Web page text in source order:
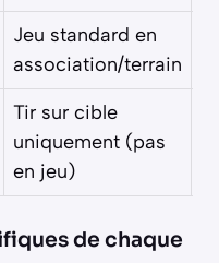
Jeu standard en
association/terrain
Tir sur cible
uniquement (pas
en jeu)
de chaque